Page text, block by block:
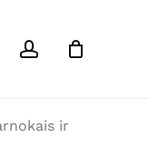
searchaccount
ir